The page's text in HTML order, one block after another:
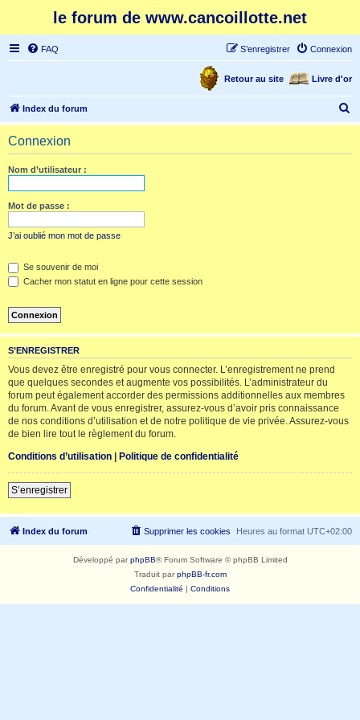
le forum de www.cancoillotte.net
FAQ Connexion
S’enregistrer
Livre d'or
Retour au site
Index du forum
e
Connexion
Nom d’utilisateur :
Mot de passe :
J’ai oublié mon mot de passe
Se souvenir de moi
Cacher mon statut en ligne pour cette session
S’ENREGISTRER
Vous devez être enregistré pour vous connecter. L’enregistrement ne prend
que quelques secondes et augmente vos possibilités. L’administrateur du
forum peut également accorder des permissions additionnelles aux membres
du forum. Avant de vous enregistrer, assurez-vous d’avoir pris connaissance
de nos conditions d’utilisation et de notre politique de vie privée. Assurez-vous
de bien lire tout le règlement du forum.
Conditions d’utilisation | Politique de confidentialité
S’enregistrer
Index du forum Heures au format UTC+02:00
Supprimer les cookies
Développé parphpBB® Forum Software © phpBB Limited
Traduit parphpBB-fr.com
Confidentialité | Conditions